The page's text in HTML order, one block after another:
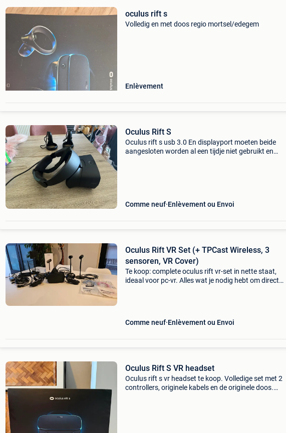
oculus rift s
Volledig en met doos regio mortsel/edegem
Enlèvement
Oculus Rift S
Oculus rift s usb 3.0 En displayport moeten beide
aangesloten worden al een tijdje niet gebruikt en
Comme neuf Enlèvement ou Envoi
Oculus Rift VR Set (+ TPCast Wireless, 3
sensoren, VR Cover)
Te koop: complete oculus rift vr-set in nette staat,
ideaal voor pc-vr. Alles wat je nodig hebt om direct
Comme neuf Enlèvement ou Envoi
Oculus Rift S VR headset
Oculus rift s vr headset te koop. Volledige set met 2
controllers, originele kabels en de originele doos.